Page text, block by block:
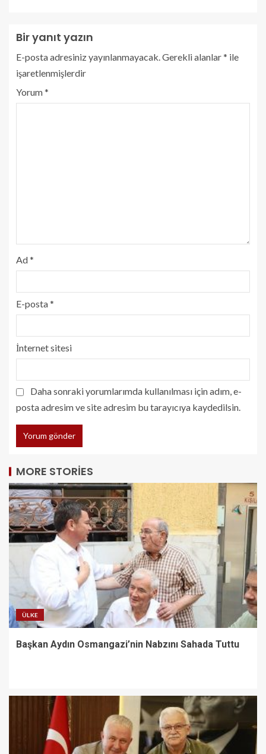
Bir yanıt yazın
E-posta adresiniz yayınlanmayacak. Gerekli alanlar* ile
işaretlenmişlerdir
Yorum*
Ad*
E-posta*
İnternet sitesi
Daha sonraki yorumlarımda kullanılması için adım, e-
posta adresim ve site adresim bu tarayıcıya kaydedilsin.
MORE STORIES
ÜLKE
Başkan Aydın Osmangazi’nin Nabzını Sahada Tuttu